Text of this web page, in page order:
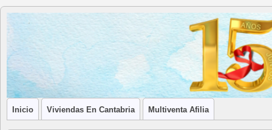
Blog de
Afilia
Inmobiliarias
LA ASOCIACIÓN DE LOS PROFESIONALES INMOBILIARIOS
Inicio Viviendas En Cantabria Multiventa Afilia